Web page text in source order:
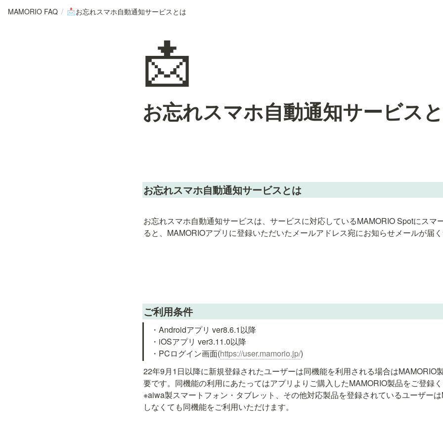
MAMORIO FAQ / 📩お忘れスマホ自動通知サービスとは
📩
お忘れスマホ自動通知サービス
お忘れスマホ自動通知サービスとは
お忘れスマホ自動通知サービスは、サービスに対応しているMAMORIO Spotにスマ
ると、MAMORIOアプリに登録いただいたメールアドレス宛にお知らせメールが届く
ご利用条件
・Androidアプリ ver8.6.1以降
・iOSアプリ ver3.11.0以降
・PCログイン画面(https://user.mamorio.jp/)
22年9月1日以降に新規登録されたユーザーは同機能を利用される場合はMAMORIO
要です。同機能の利用にあたってはアプリよりご購入したMAMORIO製品をご登録く
※aiwa製スマートフォン・タブレット、その他対応製品を登録されているユーザー
しなくても同機能をご利用いただけます。